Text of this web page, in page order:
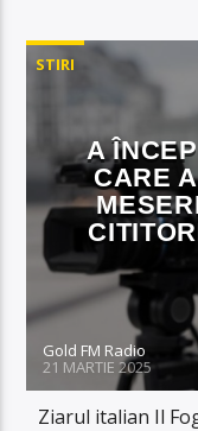
STIRI
A
CARE
Gold FM Radio
21 MARTIE 2025
Ziarul italian Il